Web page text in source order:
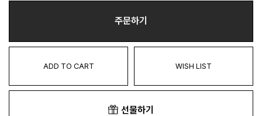
주문하기
ADD TO CART WISH LIST
선물하기